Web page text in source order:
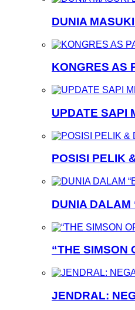
DUNIA
KONGRES AS
UPDATE SAPI
POSISI PELIK
DUNIA DALAM
“THE SIMSON
JENDRAL: